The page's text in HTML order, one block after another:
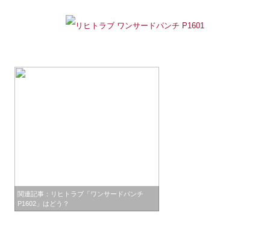
関連記事：リヒトラブ「ワンサードパンチ
P1602」はどう？